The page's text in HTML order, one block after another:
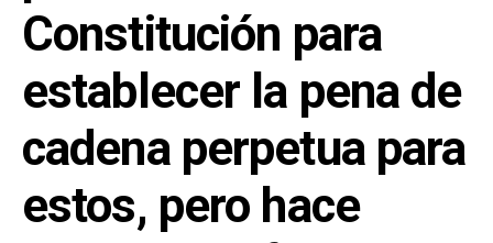
Constitución para
establecer la pena de
cadena perpetua para
estos, pero hace